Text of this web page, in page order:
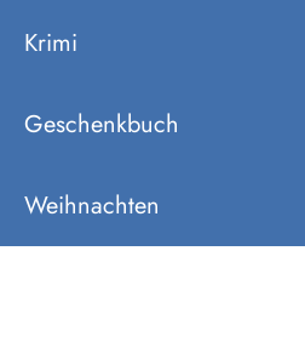
Krimi
Geschenkbuch
Weihnachten